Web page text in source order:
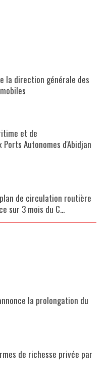
la direction générale des
et de
Autonomes d'Abidjan
de circulation routière
sur 3 mois du C...
la prolongation du
de richesse privée par